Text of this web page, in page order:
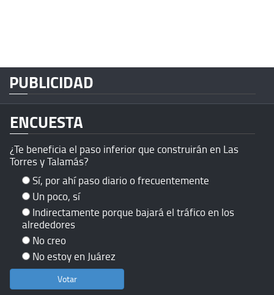
PUBLICIDAD
ENCUESTA
¿Te beneficia el paso inferior que construirán en Las
Torres y Talamás?
Sí, por ahí paso diario o frecuentemente
Un poco, sí
Indirectamente porque bajará el tráfico en los
alrededores
No creo
No estoy en Juárez